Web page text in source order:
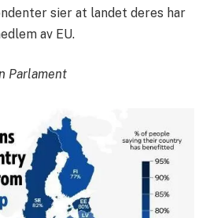
sier at landet deres har
av EU.
Parlament